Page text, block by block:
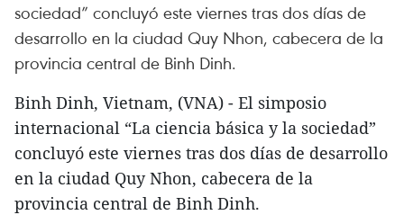
sociedad” concluyó este viernes tras dos días de
desarrollo en la ciudad Quy Nhon, cabecera de la
provincia central de Binh Dinh.
Binh Dinh, Vietnam, (VNA) - El simposio
internacional “La ciencia básica y la sociedad”
concluyó este viernes tras dos días de desarrollo
en la ciudad Quy Nhon, cabecera de la
provincia central de Binh Dinh.